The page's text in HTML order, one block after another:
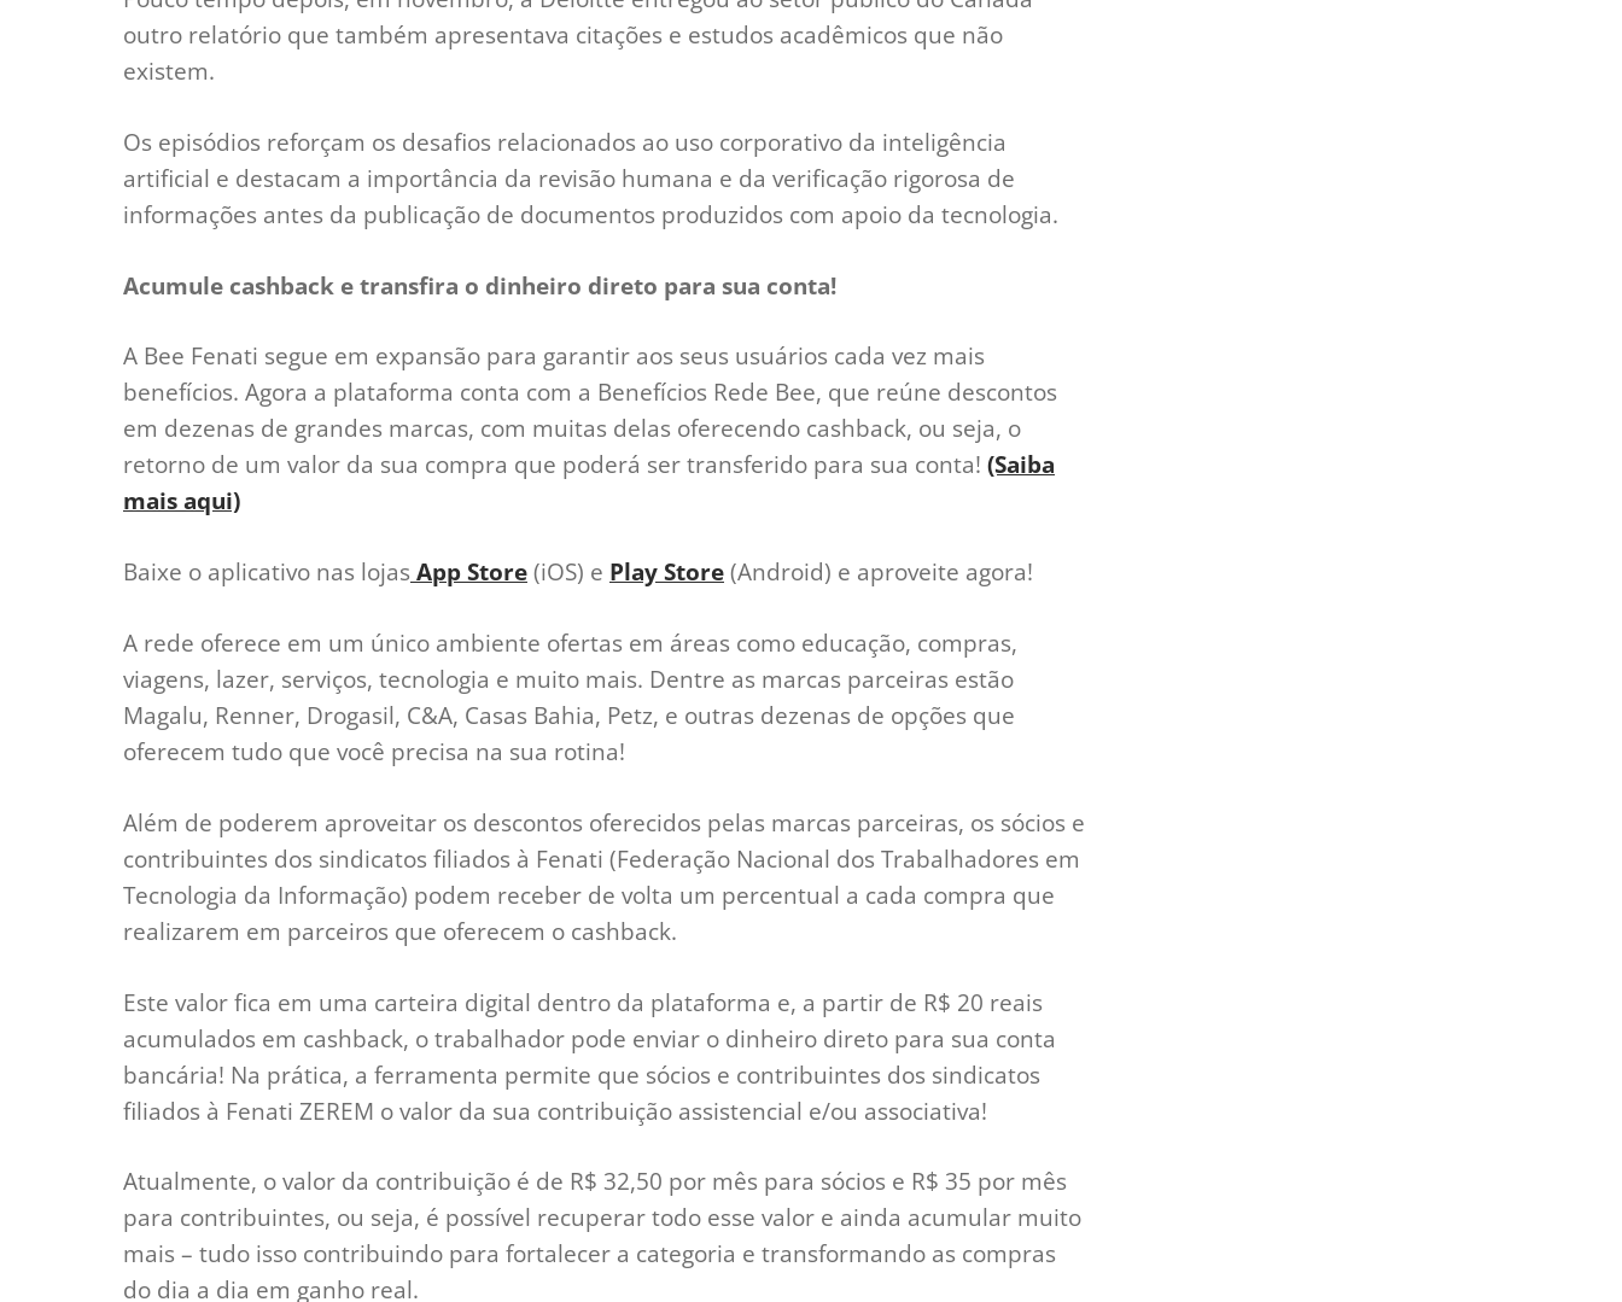
outro relatório que também apresentava citações e estudos acadêmicos que não
existem.
Os episódios reforçam os desafios relacionados ao uso corporativo da inteligência
artificial e destacam a importância da revisão humana e da verificação rigorosa de
informações antes da publicação de documentos produzidos com apoio da tecnologia.
Acumule cashback e transfira o dinheiro direto para sua conta!
A Bee Fenati segue em expansão para garantir aos seus usuários cada vez mais
benefícios. Agora a plataforma conta com a Benefícios Rede Bee, que reúne descontos
em dezenas de grandes marcas, com muitas delas oferecendo cashback, ou seja, o
retorno de um valor da sua compra que poderá ser transferido para sua conta! (Saiba
mais aqui)
Baixe o aplicativo nas lojas App Store(iOS) e Play Store(Android) e aproveite agora!
A rede oferece em um único ambiente ofertas em áreas como educação, compras,
viagens, lazer, serviços, tecnologia e muito mais. Dentre as marcas parceiras estão
Magalu, Renner, Drogasil, C&A, Casas Bahia, Petz, e outras dezenas de opções que
oferecem tudo que você precisa na sua rotina!
Além de poderem aproveitar os descontos oferecidos pelas marcas parceiras, os sócios e
contribuintes dos sindicatos filiados à Fenati (Federação Nacional dos Trabalhadores em
Tecnologia da Informação) podem receber de volta um percentual a cada compra que
realizarem em parceiros que oferecem o cashback.
Este valor fica em uma carteira digital dentro da plataforma e, a partir de R$ 20 reais
acumulados em cashback, o trabalhador pode enviar o dinheiro direto para sua conta
bancária! Na prática, a ferramenta permite que sócios e contribuintes dos sindicatos
filiados à Fenati ZEREM o valor da sua contribuição assistencial e/ou associativa!
Atualmente, o valor da contribuição é de R$ 32,50 por mês para sócios e R$ 35 por mês
para contribuintes, ou seja, é possível recuperar todo esse valor e ainda acumular muito
mais – tudo isso contribuindo para fortalecer a categoria e transformando as compras
do dia a dia em ganho real.